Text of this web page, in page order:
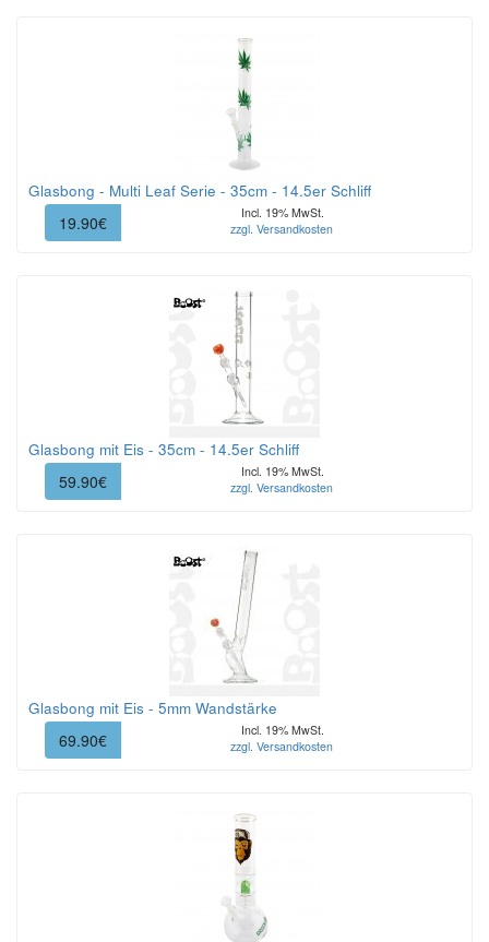
Glasbong - Multi Leaf Serie - 35cm - 14.5er Schliff
19.90€
Incl. 19% MwSt.
zzgl. Versandkosten
Glasbong mit Eis - 35cm - 14.5er Schliff
59.90€
Incl. 19% MwSt.
zzgl. Versandkosten
Glasbong mit Eis - 5mm Wandstärke
69.90€
Incl. 19% MwSt.
zzgl. Versandkosten